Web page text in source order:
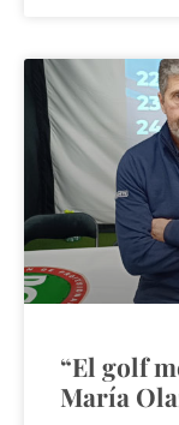
“El golf
María